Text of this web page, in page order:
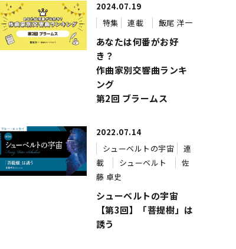
2024.07.19
特集
連載 飯尾 洋一
あなたは何番がお好
き？
作曲家別交響曲ランキ
ング
第2回 ブラームス
2022.07.14
シューベルトの宇宙
連
載
シューベルト
佐
藤 卓史
シューベルトの宇宙
【第3回】「菩提樹」は
誘う